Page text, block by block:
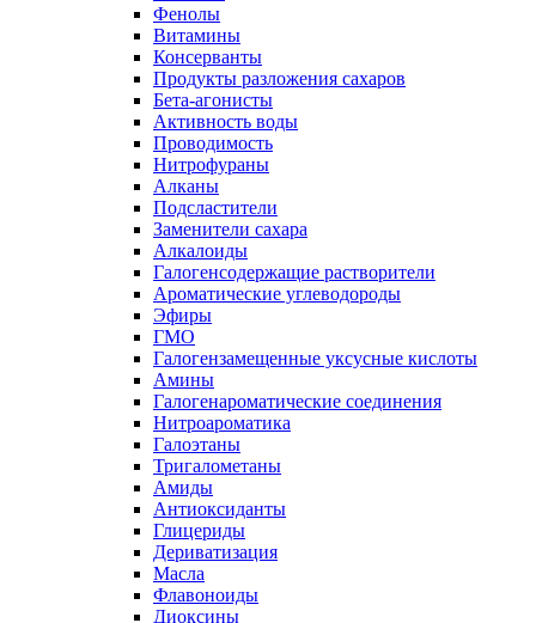
Фенолы
Витамины
Консерванты
Продукты разложения сахаров
Бета-агонисты
Активность воды
Проводимость
Нитрофураны
Алканы
Подсластители
Заменители сахара
Алкалоиды
Галогенсодержащие растворители
Ароматические углеводороды
Эфиры
ГМО
Галогензамещенные уксусные кислоты
Амины
Галогенароматические соединения
Нитроароматика
Галоэтаны
Тригалометаны
Амиды
Антиоксиданты
Глицериды
Дериватизация
Масла
Флавоноиды
Диоксины